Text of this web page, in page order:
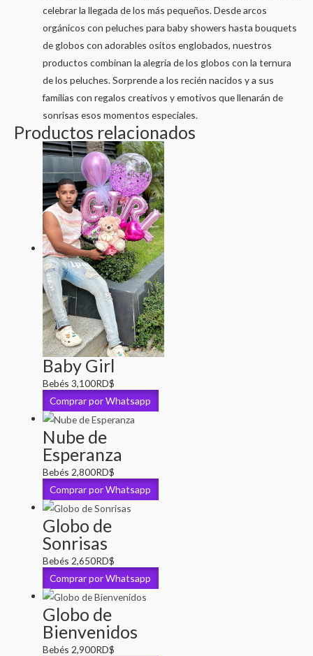
celebrar la llegada de los más pequeños. Desde arcos
orgánicos con peluches para baby showers hasta bouquets
de globos con adorables ositos englobados, nuestros
productos combinan la alegría de los globos con la ternura
de los peluches. Sorprende a los recién nacidos y a sus
familias con regalos creativos y emotivos que llenarán de
sonrisas esos momentos especiales.
Productos relacionados
Baby Girl
Bebés3,100RD$
Comprar por Whatsapp
Nube de
Esperanza
Bebés 2,800RD$
Comprar por Whatsapp
Globo de
Sonrisas
Bebés 2,650RD$
Comprar por Whatsapp
Globo de
Bienvenidos
Bebés 2,900RD$